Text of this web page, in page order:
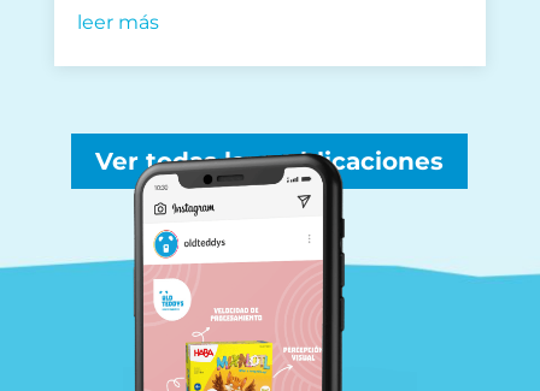
leer más
Ver todas las publicaciones